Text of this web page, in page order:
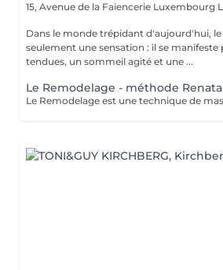
15, Avenue de la Faiencerie Luxembourg
Dans le monde trépidant d'aujourd'hui, le
seulement une sensation : il se manifeste
tendues, un sommeil agité et une ...
Le Remodelage - méthode